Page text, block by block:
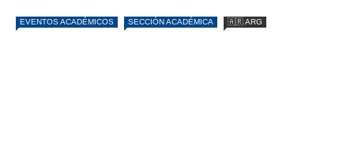
EVENTOS ACADÉMICOS SECCIÓN ACADÉMICA 🇦🇷 ARG